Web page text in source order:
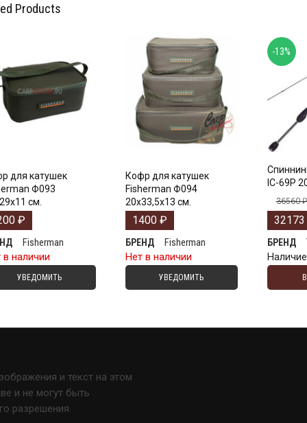
Products
для катушек
Ф093
см.
₽
Fisherman
в наличии
УВЕДОМИТЬ
Кофр для катушек
Fisherman Ф094
20х33,5х13 см.
1400 ₽
БРЕНД
Fisherman
Нет в наличии
УВЕДОМИТЬ
IC-69P
36560₽
32173
БРЕНД
-13%
и текст на этом
и не могут быть
разрешения.